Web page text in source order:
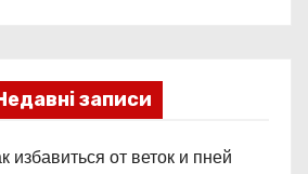
записи
избавиться от веток и пней